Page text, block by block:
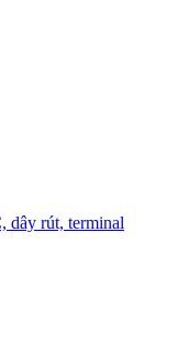
dây rút, terminal